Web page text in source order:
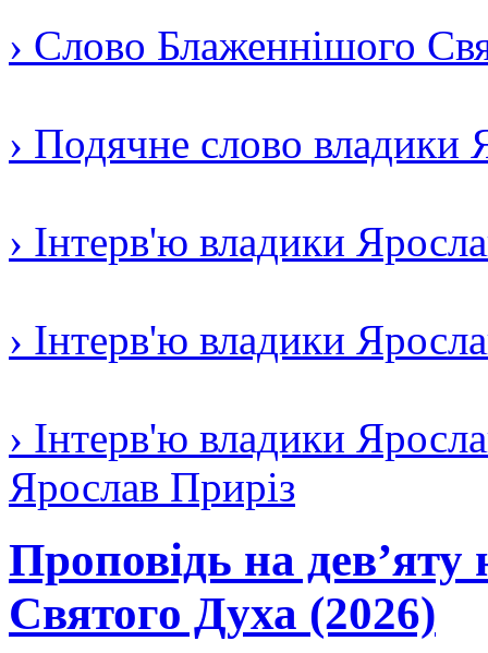
› Слово Блаженнішого
› Подячне слово владики
› Інтерв'ю владики
› Інтерв'ю владики
› Інтерв'ю владики
Ярослав Приріз
Проповідь на дев’яту
Святого Духа (2026)